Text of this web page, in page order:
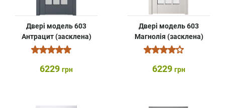
Двері модель 603
Антрацит (засклена)
6229 грн
Двері модель 603
Магнолія (засклена)
6229 грн